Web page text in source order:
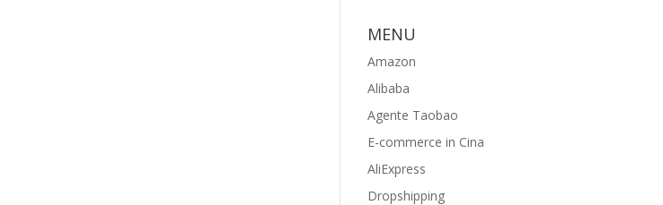
MENU
Amazon
Alibaba
Agente Taobao
E-commerce in Cina
AliExpress
Dropshipping